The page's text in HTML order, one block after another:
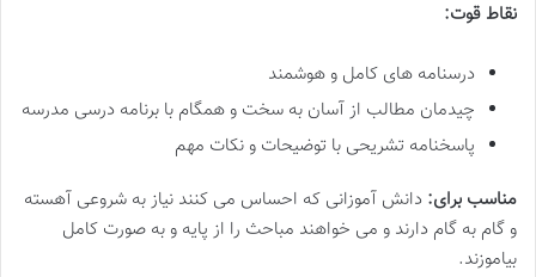
نقاط قوت:
درسنامه های کامل و هوشمند
چیدمان مطالب از آسان به سخت و همگام با برنامه درسی مدرسه
پاسخنامه تشریحی با توضیحات و نکات مهم
مناسب برای: دانش آموزانی که احساس می کنند نیاز به شروعی آهسته
و گام به گام دارند و می خواهند مباحث را از پایه و به صورت کامل
بیاموزند.